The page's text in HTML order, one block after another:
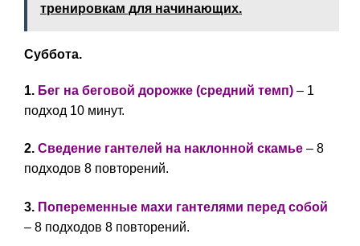
тренировкам для начинающих.
Суббота.
1. Бег на беговой дорожке (средний темп) – 1
подход 10 минут.
2. Сведение гантелей на наклонной скамье – 8
подходов 8 повторений.
3. Попеременные махи гантелями перед собой
– 8 подходов 8 повторений.